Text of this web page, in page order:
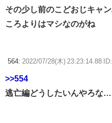
その少し前のこどおじキャ
ころよりはマシなのがね
564: 2022/07/28(木) 23:23:14.88
>>554
逃亡編どうしたいんやろな…